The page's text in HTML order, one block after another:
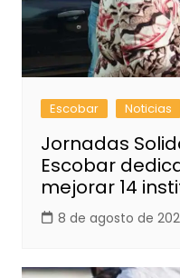
Escobar Noticias
Jornadas
Escobar
mejorar 14
8 de agosto de